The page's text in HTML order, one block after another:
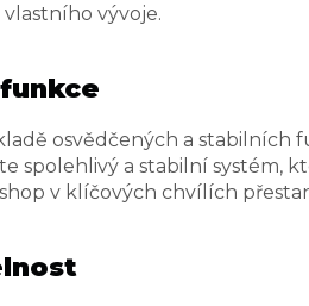
vývoje.
osvědčených a
spolehlivý a stabilní systém,
v klíčových chvílích